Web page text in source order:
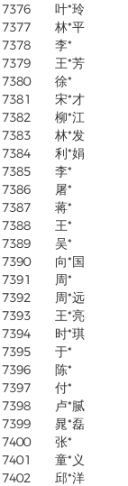
叶*玲
林*平
李*
王*芳
徐*
宋*才
柳*江
林*发
利*娟
李*
屠*
蒋*
王*
吴*
向*国
周*
周*远
王*亮
时*琪
于*
陈*
付*
卢*腻
晁*磊
张*
童*义
邱*洋